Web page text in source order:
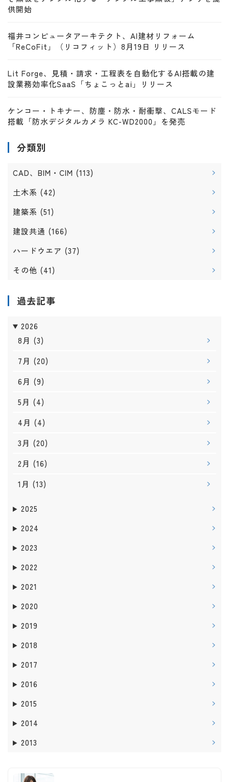
供開始
福井コンピュータアーキテクト、AI建材リフォーム
「ReCoFit」（リコフィット）8月19日 リリース
Lit Forge、見積・請求・工程表を自動化するAI搭載の建
設業務効率化SaaS「ちょこっとai」リリース
ケンコー・トキナー、防塵・防水・耐衝撃、CALSモード
搭載「防水デジタルカメラ KC-WD2000」を発売
分類別
CAD、BIM・CIM (113)
土木系 (42)
建築系 (51)
建設共通 (166)
ハードウエア (37)
その他 (41)
過去記事
2026
8月 (3)
7月 (20)
6月 (9)
5月 (4)
4月 (4)
3月 (20)
2月 (16)
1月 (13)
2025
2024
2023
2022
2021
2020
2019
2018
2017
2016
2015
2014
2013